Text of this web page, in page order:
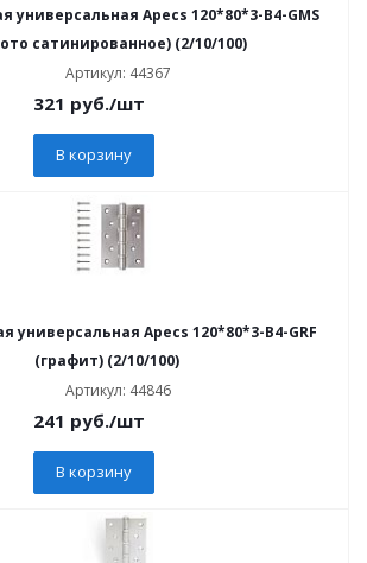
универсальная Apecs 120*80*3-B4-GMS
сатинированное) (2/10/100)
Артикул: 44367
321 руб./шт
В корзину
универсальная Apecs 120*80*3-B4-GRF
(графит) (2/10/100)
Артикул: 44846
241 руб./шт
В корзину